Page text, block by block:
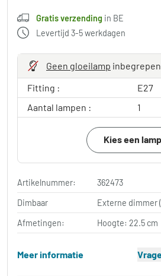
Gratis verzending in BE
Levertijd 3-5 werkdagen
Geen gloeilamp inbegrepen.
Fitting :
E27
Aantal lampen :
1
Kies een lamp
Artikelnummer:
362473
Dimbaar
Externe dimmer
Afmetingen:
Hoogte: 22.5 cm
Meer informatie